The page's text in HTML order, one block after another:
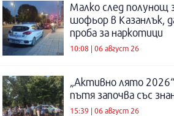
Малко след полунощ
шофьор в Казанлък,
проба за наркотици
10:08 | 06 август 26
„Активно лято
пътя започва със
15:39 | 06 август 26